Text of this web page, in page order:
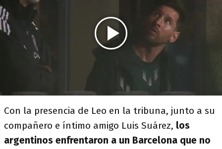
Con la presencia de Leo en la tribuna, junto a su
compañero e íntimo amigo Luis Suárez, los
argentinos enfrentaron a un Barcelona que no